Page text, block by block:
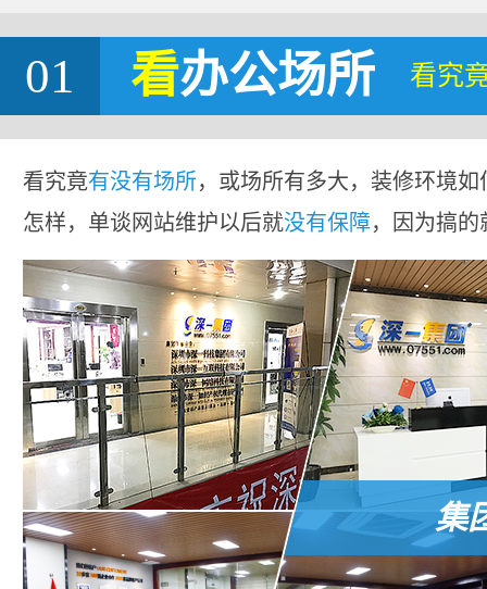
01 看办公场所 看究
看究竟有没有场所，或场所有多大，装修环境
怎样，单谈网站维护以后就没有保障，因为搞
集